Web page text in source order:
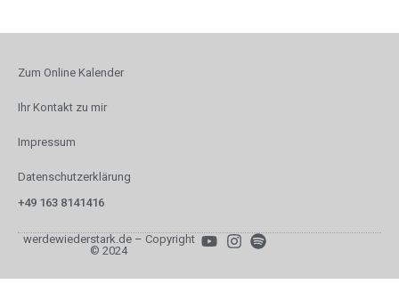
Zum Online Kalender
Ihr Kontakt zu mir
Impressum
Datenschutzerklärung
+49 163 8141416
werdewiederstark.de – Copyright
© 2024